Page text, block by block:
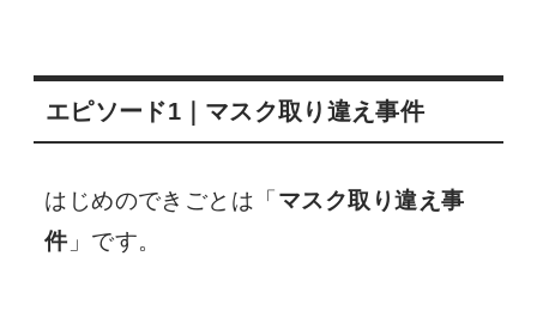
エピソード1｜マスク取り違え事件
はじめのできごとは「マスク取り違え事
件 」です。